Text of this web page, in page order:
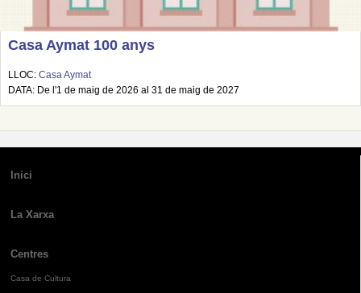
Casa Aymat 100 anys
LLOC: Casa Aymat
DATA: De l'1 de maig de 2026 al 31 de maig de 2027
Inici
La Xarxa
Centres
Casa de Cultura